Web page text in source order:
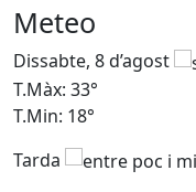
Meteo
Dissabte, 8 d’agost
T.Màx: 33°
T.Min: 18°
Tarda